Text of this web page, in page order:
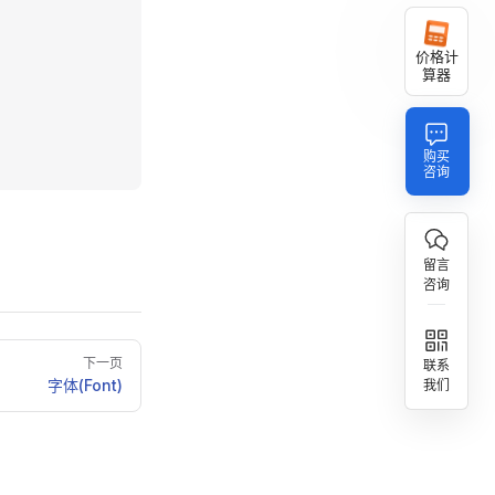
下一页
字体(Font)
价格计
算器
购买
咨询
留言
咨询
联系
我们